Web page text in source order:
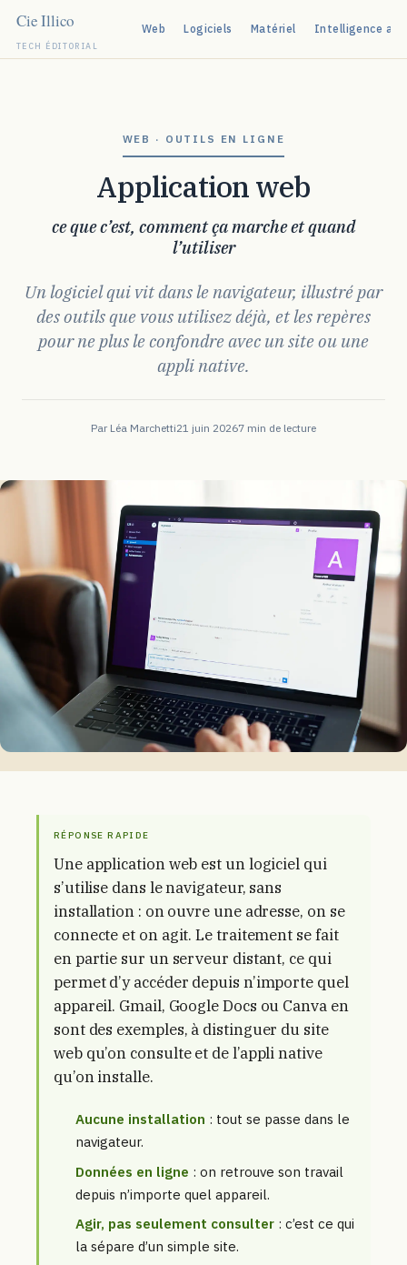
TECH ÉDITORIAL
Web Logiciels Matériel Intelligence
WEB · OUTILS EN LIGNE
Application web
ce que c’est, comment ça marche et quand
l’utiliser
Un logiciel qui vit dans le navigateur, illustré par
des outils que vous utilisez déjà, et les repères
pour ne plus le confondre avec un site ou une
appli native.
Par Léa Marchetti21 juin 20267 min de lecture
RÉPONSE RAPIDE
Une application web est un logiciel qui
s’utilise dans le navigateur, sans
installation : on ouvre une adresse, on se
connecte et on agit. Le traitement se fait
en partie sur un serveur distant, ce qui
permet d’y accéder depuis n’importe quel
appareil. Gmail, Google Docs ou Canva en
sont des exemples, à distinguer du site
web qu’on consulte et de l’appli native
qu’on installe.
Aucune installation : tout se passe dans le
navigateur.
Données en ligne : on retrouve son travail
depuis n’importe quel appareil.
Agir, pas seulement consulter : c’est ce qui
la sépare d’un simple site.